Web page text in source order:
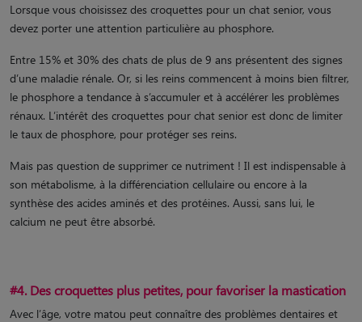
Lorsque vous choisissez des croquettes pour un chat senior, vous
devez porter une attention particulière au phosphore.
Entre 15% et 30% des chats de plus de 9 ans présentent des signes
d’une maladie rénale. Or, si les reins commencent à moins bien filtrer,
le phosphore a tendance à s’accumuler et à accélérer les problèmes
rénaux. L’intérêt des croquettes pour chat senior est donc de limiter
le taux de phosphore, pour protéger ses reins.
Mais pas question de supprimer ce nutriment ! Il est indispensable à
son métabolisme, à la différenciation cellulaire ou encore à la
synthèse des acides aminés et des protéines. Aussi, sans lui, le
calcium ne peut être absorbé.
#4. Des croquettes plus petites, pour favoriser la mastication
Avec l’âge, votre matou peut connaître des problèmes dentaires et